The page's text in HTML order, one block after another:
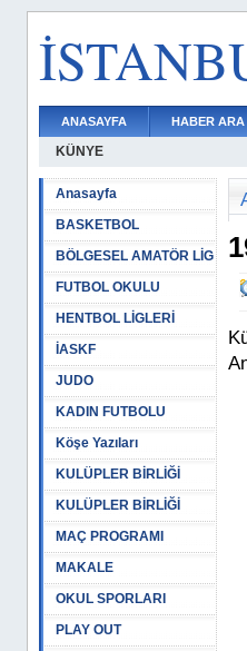
ANASAYFA HABER ARA
KÜNYE
Anasayfa
BASKETBOL
BÖLGESEL AMATÖR LİG
FUTBOL OKULU
HENTBOL LİGLERİ
İASKF
JUDO
KADIN FUTBOLU
Köşe Yazıları
KULÜPLER BİRLİĞİ
KULÜPLER BİRLİĞİ
MAÇ PROGRAMI
MAKALE
OKUL SPORLARI
PLAY OUT